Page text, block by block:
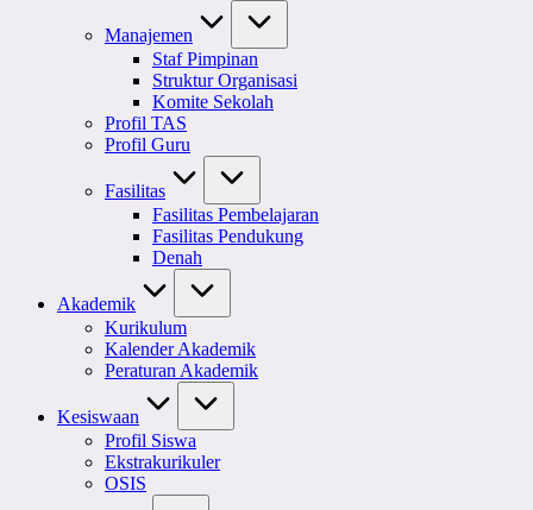
Manajemen
Staf Pimpinan
Struktur Organisasi
Komite Sekolah
Profil TAS
Profil Guru
Fasilitas
Fasilitas Pembelajaran
Fasilitas Pendukung
Denah
Akademik
Kurikulum
Kalender Akademik
Peraturan Akademik
Kesiswaan
Profil Siswa
Ekstrakurikuler
OSIS